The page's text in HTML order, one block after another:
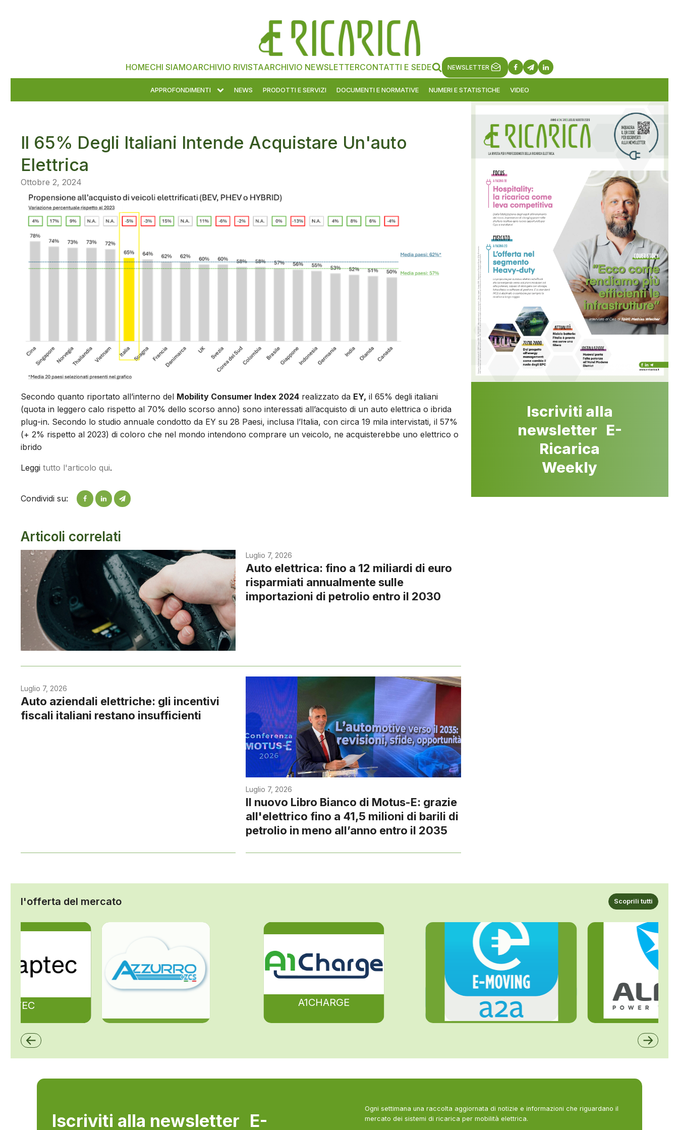
HOMECHI SIAMOARCHIVIO RIVISTAARCHIVIO NEWSLETTERCONTATTI E SEDE NEWSLETTER
APPROFONDIMENTI NEWS PRODOTTI E SERVIZI DOCUMENTI E NORMATIVE NUMERI E STATISTICHE VIDEO
Il 65% Degli Italiani Intende Acquistare Un'auto
Elettrica
Ottobre 2, 2024
Secondo quanto riportato all’interno del Mobility Consumer Index 2024 realizzato da EY, il 65% degli italiani
(quota in leggero calo rispetto al 70% dello scorso anno) sono interessati all’acquisto di un auto elettrica o ibrida
plug-in. Secondo lo studio annuale condotto da EY su 28 Paesi, inclusa l’Italia, con circa 19 mila intervistati, il 57%
(+ 2% rispetto al 2023) di coloro che nel mondo intendono comprare un veicolo, ne acquisterebbe uno elettrico o
ibrido
Leggi tutto l'articolo qui.
Condividi su:
Articoli correlati
Luglio 7, 2026
Auto elettrica: fino a 12 miliardi di euro
risparmiati annualmente sulle
importazioni di petrolio entro il 2030
Luglio 7, 2026
Auto aziendali elettriche: gli incentivi
fiscali italiani restano insufficienti
Luglio 7, 2026
Il nuovo Libro Bianco di Motus-E: grazie
all'elettrico fino a 41,5 milioni di barili di
petrolio in meno all’anno entro il 2035
Iscriviti alla
newsletter E-
Ricarica
Weekly
l'offerta del mercato Scoprili tutti
A1CHARGE
ZCS Azzurro
Iscriviti alla newsletter E-
Ogni settimana una raccolta aggiornata di notizie e informazioni che riguardano il
mercato dei sistemi di ricarica per mobilità elettrica.